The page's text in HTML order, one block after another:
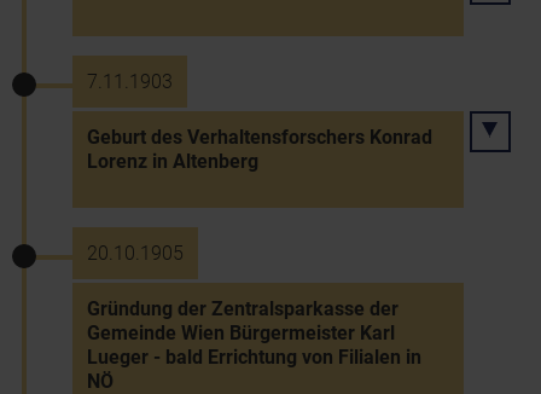
7.11.1903
Geburt des Verhaltensforschers Konrad
Lorenz in Altenberg
20.10.1905
Gründung der Zentralsparkasse der
Gemeinde Wien Bürgermeister Karl
Lueger - bald Errichtung von Filialen in
NÖ